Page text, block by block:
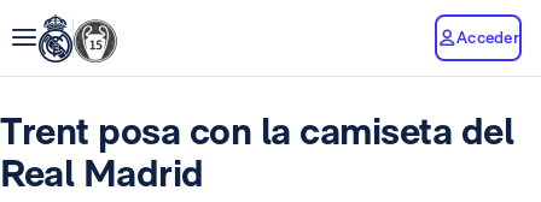
Acceder
Trent posa con la camiseta del
Real Madrid